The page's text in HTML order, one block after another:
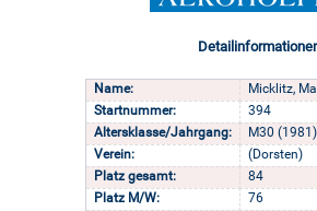
Name:
Micklitz,
Startnummer:
394
Altersklasse/Jahrgang:
M30 (1981)
Verein:
(Dorsten)
Platz gesamt:
84
Platz M/W:
76